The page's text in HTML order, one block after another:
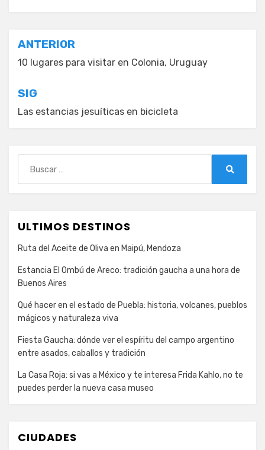
Navegación
de
entradas
ANTERIOR
10 lugares para visitar en Colonia, Uruguay
SIG
Las estancias jesuíticas en bicicleta
ULTIMOS DESTINOS
Ruta del Aceite de Oliva en Maipú, Mendoza
Estancia El Ombú de Areco: tradición gaucha a una hora de
Buenos Aires
Qué hacer en el estado de Puebla: historia, volcanes, pueblos
mágicos y naturaleza viva
Fiesta Gaucha: dónde ver el espíritu del campo argentino
entre asados, caballos y tradición
La Casa Roja: si vas a México y te interesa Frida Kahlo, no te
puedes perder la nueva casa museo
CIUDADES